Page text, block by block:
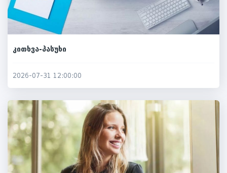
კითხვა-პასუხი
2026-07-31 12:00:00